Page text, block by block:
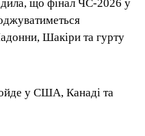
що фінал ЧС-2026 у
Шакіри та гурту
у США, Канаді та